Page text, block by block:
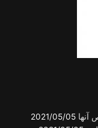
آنها 2021/05/05